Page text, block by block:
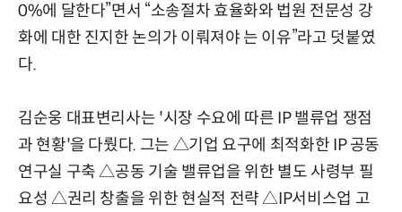
0%에 달한다”면서 “소송절차 효율화와 법원 전문성 강
화에 대한 진지한 논의가 이뤄져야 는 이유”라고 덧붙였
다.
김순웅 대표변리사는 '시장 수요에 따른 IP 밸류업 쟁점
과 현황'을 다뤘다. 그는 △기업 요구에 최적화한 IP 공동
연구실 구축 △공동 기술 밸류업을 위한 별도 사령부 필
요성 △권리 창출을 위한 현실적 전략 △IP서비스업 고